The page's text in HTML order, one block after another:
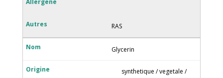
RAS
Glycerin
synthetique / vegetale /